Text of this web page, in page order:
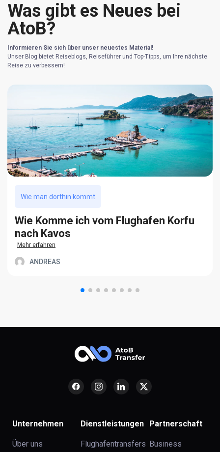
Was gibt es Neues bei
AtoB?
Informieren Sie sich über unser neuestes Material!
Unser Blog bietet Reiseblogs, Reiseführer und Top-Tipps, um Ihre nächste
Reise zu verbessern!
Wie man dorthin kommt
Wie Komme ich vom Flughafen Korfu
nach Kavos
Mehr erfahren
ANDREAS
Unternehmen
Über uns
Dienstleistungen
Flughafentransfers
Partnerschaft
Business